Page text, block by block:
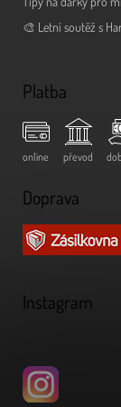
🎨 Letní soutěž s
Platba
online převod
Doprava
Instagram